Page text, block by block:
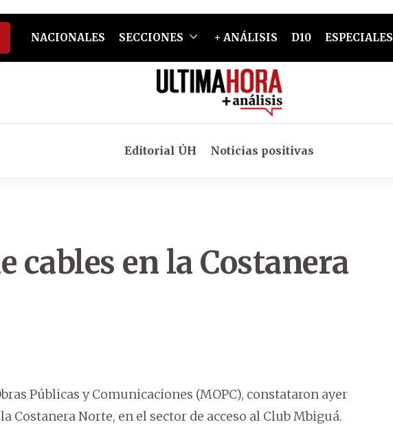
NACIONALES SECCIONES + ANÁLISIS D10 ESPECIALES
Editorial ÚH Noticias positivas
cables en la Costanera
Públicas y Comunicaciones (MOPC), constataron ayer
Costanera Norte, en el sector de acceso al Club Mbiguá.